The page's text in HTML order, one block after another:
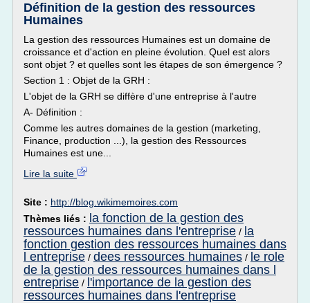
Définition de la gestion des ressources
Humaines
La gestion des ressources Humaines est un domaine de
croissance et d'action en pleine évolution. Quel est alors
sont objet ? et quelles sont les étapes de son émergence ?
Section 1 : Objet de la GRH :
L'objet de la GRH se diffère d'une entreprise à l'autre
A- Définition :
Comme les autres domaines de la gestion (marketing,
Finance, production ...), la gestion des Ressources
Humaines est une...
Lire la suite
Site : http://blog.wikimemoires.com
Thèmes liés : la fonction de la gestion des
ressources humaines dans l'entreprise / la
fonction gestion des ressources humaines dans
l entreprise / dees ressources humaines / le role
de la gestion des ressources humaines dans l
entreprise / l'importance de la gestion des
ressources humaines dans l'entreprise